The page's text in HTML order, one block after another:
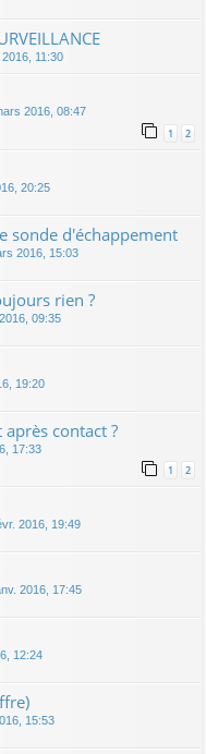
11:30
2016, 08:47
1 2
20:25
sonde d'échappement
2016, 15:03
rien ?
09:35
19:20
contact ?
17:33
1 2
2016, 19:49
2016, 17:45
12:24
15:53